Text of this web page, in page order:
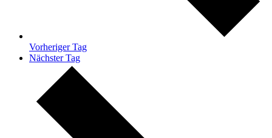
Vorheriger Tag
Nächster Tag